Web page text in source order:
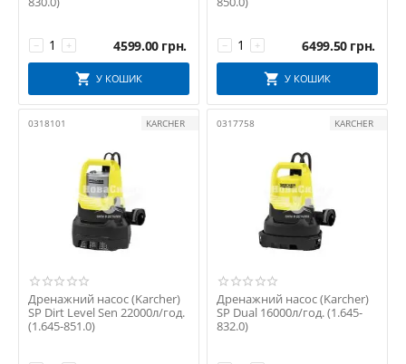
+
− 4599.00 грн.
У КОШИК
+
− 6499.50 грн.
У КОШИК
0318101 KARCHER
Дренажний насос (Karcher)
SP Dirt Level Sen 22000л/год.
(1.645-851.0)
0317758 KARCHER
Дренажний насос (Karcher)
SP Dual 16000л/год. (1.645-
832.0)